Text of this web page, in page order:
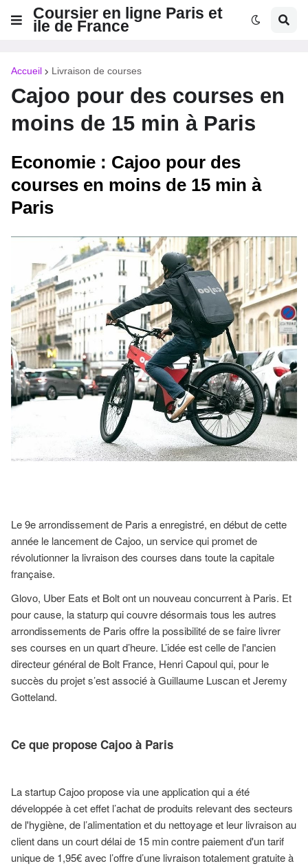
Coursier en ligne Paris et
ile de France
Accueil Livraison de courses
Cajoo pour des courses en
moins de 15 min à Paris
Economie : Cajoo pour des
courses en moins de 15 min à
Paris
Le 9e arrondissement de Paris a enregistré, en début de cette
année le lancement de Cajoo, un service qui promet de
révolutionner la livraison des courses dans toute la capitale
française.
Glovo, Uber Eats et Bolt ont un nouveau concurrent à Paris. Et
pour cause, la staturp qui couvre désormais tous les autres
arrondissements de Paris offre la possibilité de se faire livrer
ses courses en un quart d’heure. L’idée est celle de l'ancien
directeur général de Bolt France, Henri Capoul qui, pour le
succès du projet s’est associé à Guillaume Luscan et Jeremy
Gotteland.
Ce que propose Cajoo à Paris
La startup Cajoo propose via une application qui a été
développée à cet effet l’achat de produits relevant des secteurs
de l'hygiène, de l’alimentation et du nettoyage et leur livraison au
client dans un court délai de 15 min contre paiement d'un tarif
unique de 1,95€ avec l’offre d’une livraison totalement gratuite à